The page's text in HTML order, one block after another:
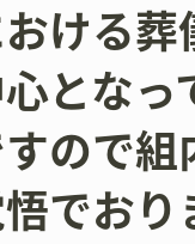
ける
となっ
ので
でおり